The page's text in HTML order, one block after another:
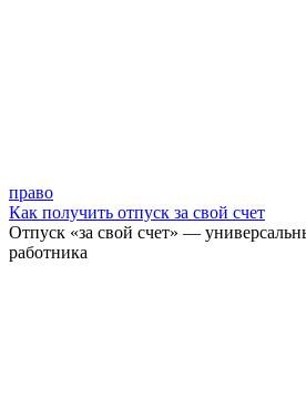
право
Как получить отпуск за свой счет
Отпуск «за свой счет» —
работника